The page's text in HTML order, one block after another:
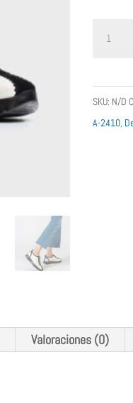
SKU: N/D
A-2410,
Valoraciones (0)